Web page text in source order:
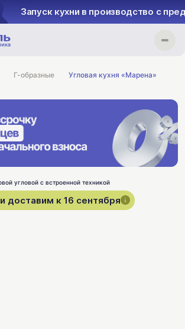
Запуск кухни в производство с
Г-образные Угловая кухня «Марена»
доставим к 16 сентября